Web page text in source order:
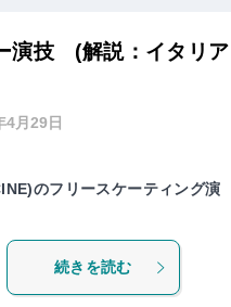
演技 (解説：イタリア
4月29日
のフリースケーティング演
続きを読む